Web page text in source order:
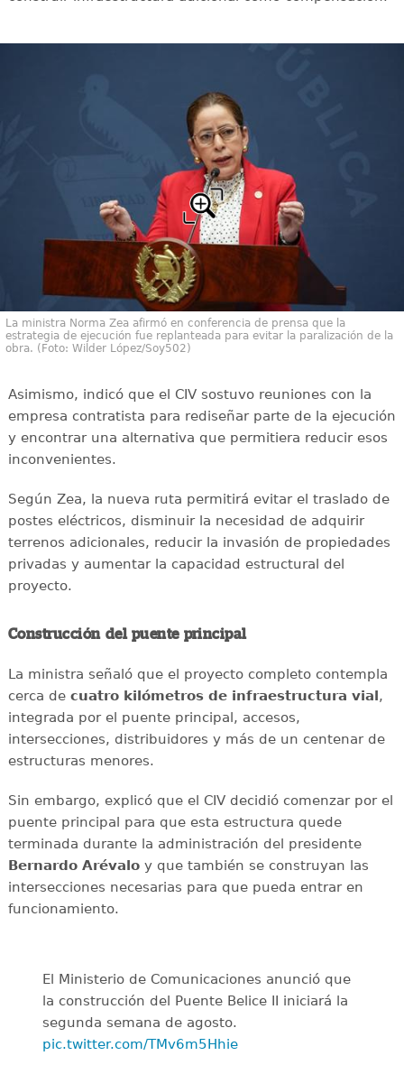
La ministra Norma Zea afirmó en conferencia de prensa que la
estrategia de ejecución fue replanteada para evitar la paralización de la
obra. (Foto: Wilder López/Soy502)
Asimismo, indicó que el CIV sostuvo reuniones con la
empresa contratista para rediseñar parte de la ejecución
y encontrar una alternativa que permitiera reducir esos
inconvenientes.
Según Zea, la nueva ruta permitirá evitar el traslado de
postes eléctricos, disminuir la necesidad de adquirir
terrenos adicionales, reducir la invasión de propiedades
privadas y aumentar la capacidad estructural del
proyecto.
Construcción del puente principal
La ministra señaló que el proyecto completo contempla
cerca de cuatro kilómetros de infraestructura vial,
integrada por el puente principal, accesos,
intersecciones, distribuidores y más de un centenar de
estructuras menores.
Sin embargo, explicó que el CIV decidió comenzar por el
puente principal para que esta estructura quede
terminada durante la administración del presidente
Bernardo Arévaloy que también se construyan las
intersecciones necesarias para que pueda entrar en
funcionamiento.
El Ministerio de Comunicaciones anunció que
la construcción del Puente Belice II iniciará la
segunda semana de agosto.
pic.twitter.com/TMv6m5Hhie